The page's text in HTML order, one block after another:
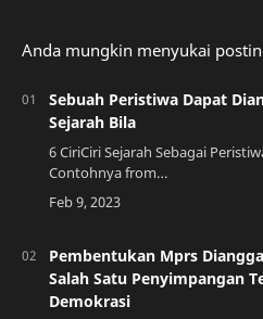
Anda mungkin menyukai
Sebuah Peristiwa Dapat
Sejarah Bila
6 CiriCiri Sejarah Sebagai
Contohnya from
Sejarah adalah catatan atau
Pembentukan Mprs
Salah Satu Penyimpangan
Demokrasi